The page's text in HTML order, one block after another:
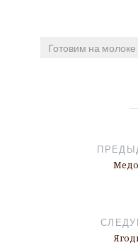
Готовим на молоке